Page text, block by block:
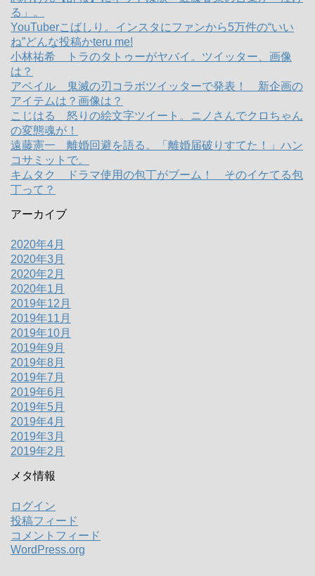
る」。
YouTuberこばしり。インスタにファンから5万件の“いい
ね”どんな投稿かteru me!
小林祐希 トラのタトゥーがヤバイ。ツイッター、画像
は？
アベイル 鬼滅の刃コラボツイッターで発表！ 新企画の
アイテムは？画像は？
こじはる 怒りの絵文字ツイート。ニノさんでクロちゃん
の変態魂が！
遠藤憲一 離婚回避を語る。「離婚届破りすてた！」ハン
コサミットで。
キムタク ドラマ使用の包丁がブーム！ そのイケてる包
丁って？
アーカイブ
2020年4月
2020年3月
2020年2月
2020年1月
2019年12月
2019年11月
2019年10月
2019年9月
2019年8月
2019年7月
2019年6月
2019年5月
2019年4月
2019年3月
2019年2月
メタ情報
ログイン
投稿フィード
コメントフィード
WordPress.org